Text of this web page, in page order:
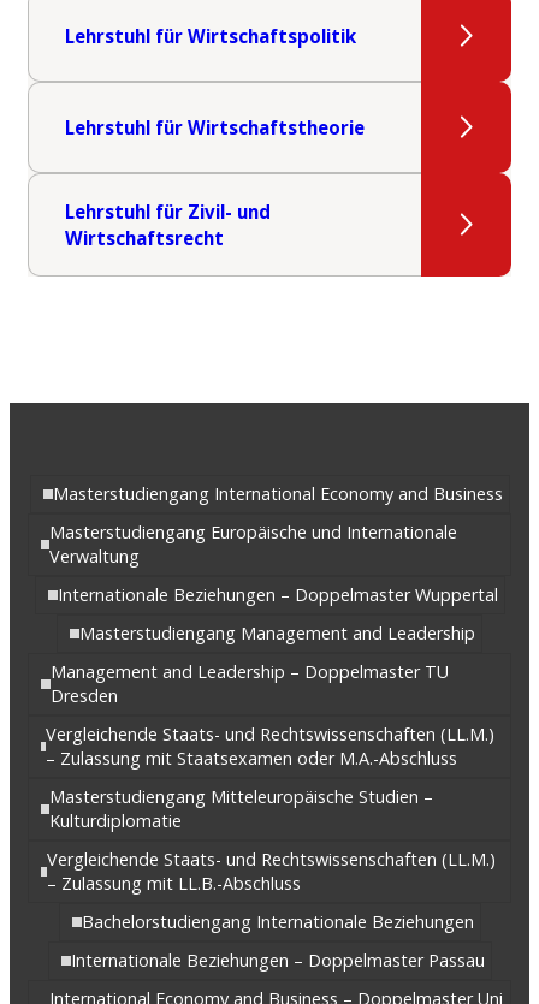
Lehrstuhl für Wirtschaftspolitik
Lehrstuhl für Wirtschaftstheorie
Lehrstuhl für Zivil- und
Wirtschaftsrecht
Masterstudiengang International Economy and Business
Masterstudiengang Europäische und Internationale
Verwaltung
Internationale Beziehungen – Doppelmaster Wuppertal
Masterstudiengang Management and Leadership
Management and Leadership – Doppelmaster TU
Dresden
Vergleichende Staats- und Rechtswissenschaften (LL.M.)
– Zulassung mit Staatsexamen oder M.A.-Abschluss
Masterstudiengang Mitteleuropäische Studien –
Kulturdiplomatie
Vergleichende Staats- und Rechtswissenschaften (LL.M.)
– Zulassung mit LL.B.-Abschluss
Bachelorstudiengang Internationale Beziehungen
Internationale Beziehungen – Doppelmaster Passau
International Economy and Business – Doppelmaster Uni